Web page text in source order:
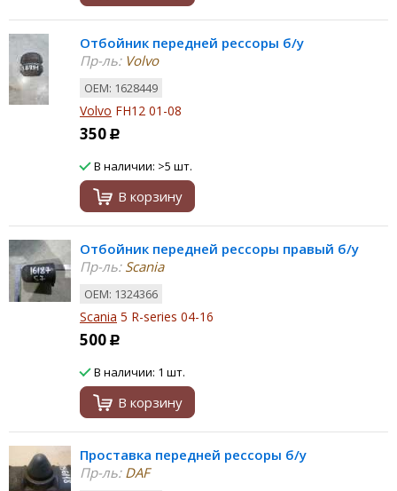
Отбойник передней рессоры б/у
Пр-ль:Volvo
ОЕМ: 1628449
Volvo FH12 01-08
350 Р
В наличии: >5 шт.
В корзину
Отбойник передней рессоры правый б/у
Пр-ль:Scania
ОЕМ: 1324366
Scania 5 R-series 04-16
500 Р
В наличии: 1 шт.
В корзину
Проставка передней рессоры б/у
Пр-ль:DAF